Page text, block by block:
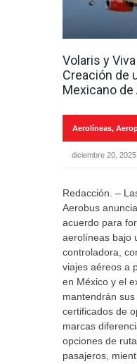
Volaris y
Creación de
Mexicano de
Aerolíneas,
diciembre 20, 2025
Redacción. –
Aerobus
acuerdo para
aerolíneas bajo
controladora,
viajes aéreos a
en México y el
mantendrán sus
certificados de
marcas
opciones de
pasajeros,